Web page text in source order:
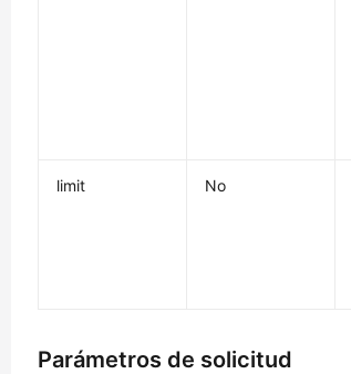
limit No
Parámetros de solicitud